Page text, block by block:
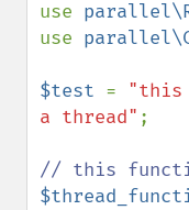
use
use
$test = "this
a thread" ;